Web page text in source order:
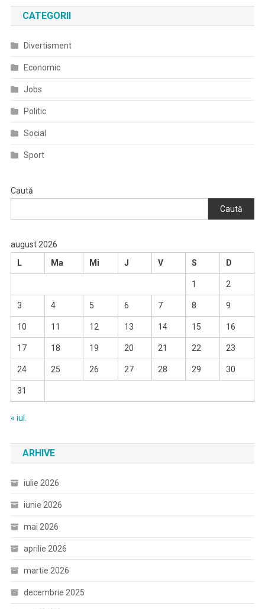
CATEGORII
Divertisment
Economic
Jobs
Politic
Social
Sport
Caută
Caută
august 2026
L
Ma Mi J V S D
1 2
3 4 5 6 7 8 9
10 11 12 13 14 15 16
17 18 19 20 21 22 23
24 25 26 27 28 29 30
31
« iul.
ARHIVE
iulie 2026
iunie 2026
mai 2026
aprilie 2026
martie 2026
decembrie 2025